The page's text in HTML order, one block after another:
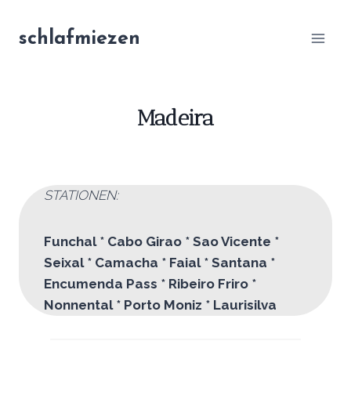
Inhaltschlafmiezen
Madeira
STATIONEN:
Funchal * Cabo Girao * Sao Vicente *
Seixal * Camacha * Faial * Santana *
Encumenda Pass * Ribeiro Friro *
Nonnental * Porto Moniz * Laurisilva